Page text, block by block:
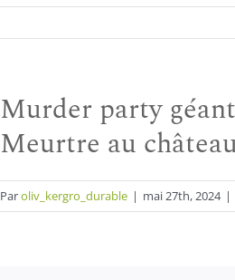
Murder party
Meurtre au
Paroliv_kergro_durable | mai 27th, 2024 |